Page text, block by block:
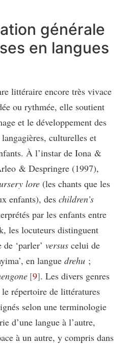
générale
en langues
littéraire encore très vivace
ou rythmée, elle soutient
et le développement des
culturelles et
À l’instar de Iona &
& Despringre (1997),
lore (les chants que les
enfants), des children’s
par les enfants entre
les locuteurs distinguent
‘parler’ versus celui de
en langue drehu ;
9 . Les divers genres
répertoire de littératures
selon une terminologie
d’une langue à l’autre,
à un autre, y compris dans